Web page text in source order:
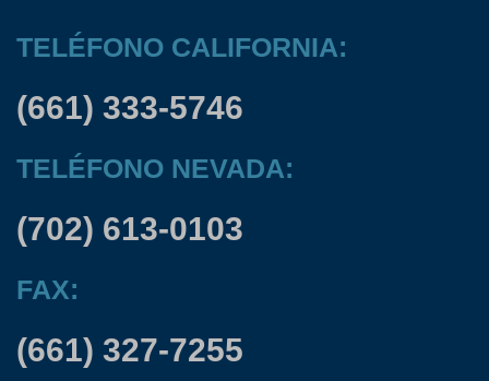
TELÉFONO CALIFORNIA:
(661) 333-5746
TELÉFONO NEVADA:
(702) 613-0103
FAX:
(661) 327-7255